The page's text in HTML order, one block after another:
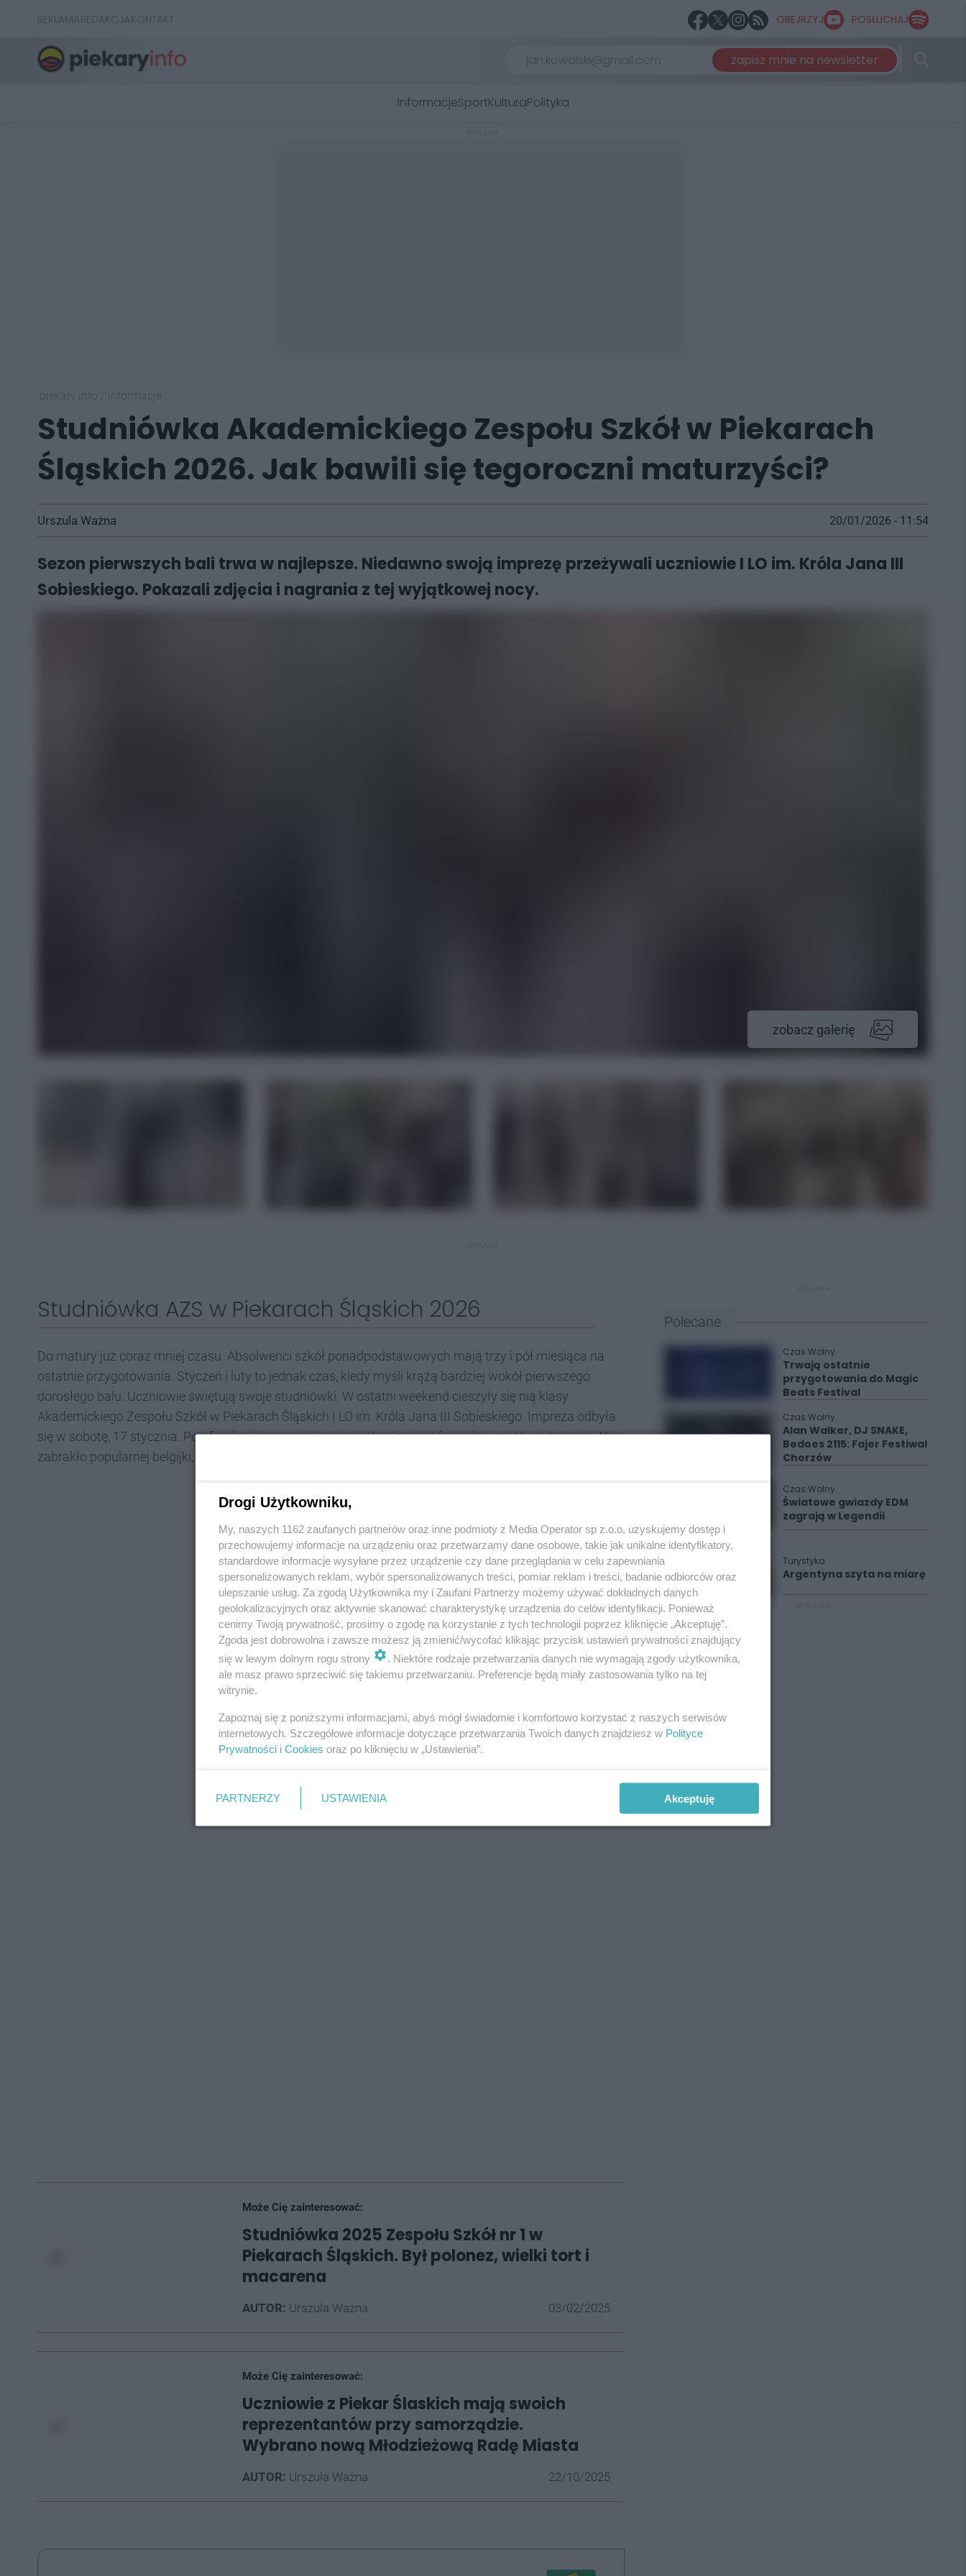
REKLAMAREDAKCJAKONTAKT OBEJRZYJ POSŁUCHAJ
zapisz mnie na newsletter
InformacjeSportKulturaPolityka
Studniówka Akademickiego Zespołu Szkół w Piekarach
Śląskich 2026. Jak bawili się tegoroczni maturzyści?
Urszula Ważna 20/01/2026 - 11:54
Sezon pierwszych bali trwa w najlepsze. Niedawno swoją imprezę przeżywali uczniowie I LO im. Króla Jana III
Sobieskiego. Pokazali zdjęcia i nagrania z tej wyjątkowej nocy.
zobacz galerię
Studniówka AZS w Piekarach Śląskich 2026
Do matury już coraz mniej czasu. Absolwenci szkół ponadpodstawowych mają trzy i pół miesiąca na
ostatnie przygotowania. Styczeń i luty to jednak czas, kiedy myśli krążą bardziej wokół pierwszego
dorosłego balu. Uczniowie świętują swoje studniówki. W ostatni weekend cieszyły się nią klasy
Akademickiego Zespołu Szkół w Piekarach Śląskich I LO im. Króla Jana III Sobieskiego. Impreza odbyła
się w sobotę, 17 stycznia. Po oficjalnej inauguracji rozpoczęła się mniej formalna część wydarzenia. Nie
zabrakło popularnej belgijki, macareny czy YMCA.
Może Cię zainteresować:
Studniówka 2025 Zespołu Szkół nr 1 w
Piekarach Śląskich. Był polonez, wielki tort i
macarena
AUTOR: Urszula Ważna 03/02/2025
Może Cię zainteresować:
Uczniowie z Piekar Ślaskich mają swoich
reprezentantów przy samorządzie.
Wybrano nową Młodzieżową Radę Miasta
AUTOR: Urszula Ważna 22/10/2025
Polecane
Czas Wolny
Trwają ostatnie
przygotowania do Magic
Beats Festival
Czas Wolny
Alan Walker, DJ SNAKE,
Bedoes 2115: Fajer Festiwal
Chorzów
Czas Wolny
Światowe gwiazdy EDM
zagrają w Legendii
Turystyka
Argentyna szyta na miarę
Drogi Użytkowniku,
My, naszych 1162 zaufanych partnerów oraz inne podmioty z Media Operator sp z.o.o. uzyskujemy dostęp i
przechowujemy informacje na urządzeniu oraz przetwarzamy dane osobowe, takie jak unikalne identyfikatory,
standardowe informacje wysyłane przez urządzenie czy dane przeglądania w celu zapewniania
spersonalizowanych reklam, wybór spersonalizowanych treści, pomiar reklam i treści, badanie odbiorców oraz
ulepszanie usług. Za zgodą Użytkownika my i Zaufani Partnerzy możemy używać dokładnych danych
geolokalizacyjnych oraz aktywnie skanować charakterystykę urządzenia do celów identyfikacji. Ponieważ
cenimy Twoją prywatność, prosimy o zgodę na korzystanie z tych technologii poprzez kliknięcie „Akceptuję”.
Zgoda jest dobrowolna i zawsze możesz ją zmienić/wycofać klikając przycisk ustawień prywatności znajdujący
się w lewym dolnym rogu strony
. Niektóre rodzaje przetwarzania danych nie wymagają zgody użytkownika,
ale masz prawo sprzeciwić się takiemu przetwarzaniu. Preferencje będą miały zastosowania tylko na tej
witrynie.
Zapoznaj się z poniższymi informacjami, abyś mógł świadomie i komfortowo korzystać z naszych serwisów
internetowych. Szczegółowe informacje dotyczące przetwarzania Twoich danych znajdziesz w Polityce
Prywatności i Cookies oraz po kliknięciu w „Ustawienia”.
PARTNERZY USTAWIENIA Akceptuję